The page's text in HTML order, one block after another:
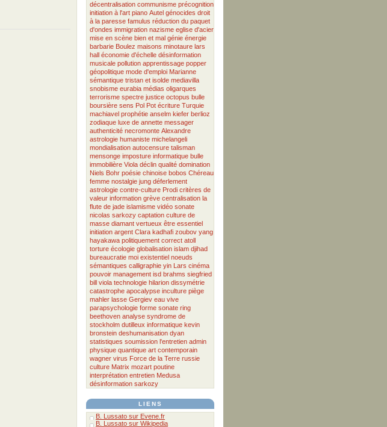
décentralisation communisme précognition
initiation à l'art piano Autel génocides droit
à la paresse famulus réduction du paquet
d'ondes immigration nazisme eglise d'acier
mise en scène bien et mal génie énergie
barbarie Boulez maisons minotaure lars
hall économie d'échelle désinformation
musicale pollution apprentissage popper
géopolitique mode d'emploi Marianne
sémantique tristan et isolde mediavilla
snobisme eurabia médias oligarques
terrorisme spectre justice octopus bulle
boursière sens Pol Pot écriture Turquie
machiavel prophétie anselm kiefer berlioz
zodiaque luxe de annette messager
authenticité necromonte Alexandre
astrologie humaniste michelangeli
mondialisation autocensure talisman
mensonge imposture informatique bulle
immobilière Viola déclin qualité domination
Niels Bohr poésie chinoise bobos Chéreau
femme nostalgie jung déferlement
astrologie contre-culture Prodi critères de
valeur information grève centralisation la
flute de jade islamisme vidéo sonate
nicolas sarkozy captation culture de
masse diamant vertueux être essentiel
initiation argent Clara kadhafi zoubov yang
hayakawa politiquement correct atoll
torture écologie globalisation islam djihad
bureaucratie moi existentiel noeuds
sémantiques calligraphie yin Lars cinéma
pouvoir management isd brahms siegfried
bill viola technologie hilarion dissymétrie
catastrophe apocalypse inculture piège
mahler lasse Gergiev eau vive
parapsychologie forme sonate ring
beethoven analyse syndrome de
stockholm dutilleux informatique kevin
bronstein deshumanisation dyan
statistiques soumission l'entretien admin
physique quantique art contemporain
wagner virus Force de la Terre russie
culture Matrix mozart poutine
interprétation entretien Medusa
désinformation sarkozy
LIENS
B. Lussato sur Evene.fr
B. Lussato sur Wikipedia